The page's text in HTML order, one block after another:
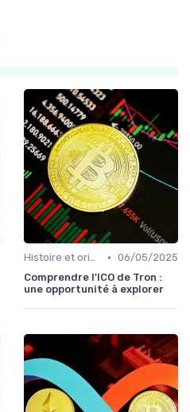
Histoire et origines des cryptomonnaies • 06/05/2025
Comprendre l'ICO de Tron :
une opportunité à explorer